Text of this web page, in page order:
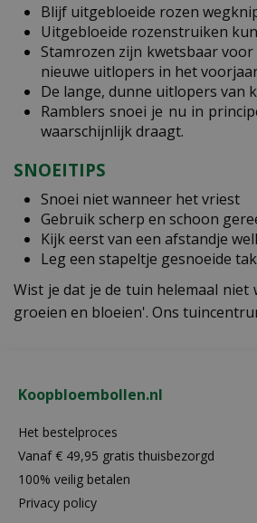
Blijf uitgebloeide rozen
Uitgebloeide rozenstruiken
Stamrozen zijn kwetsbaar
nieuwe uitlopers in het
De lange, dunne uitlopers van
Ramblers snoei je nu in
waarschijnlijk draagt.
SNOEITIPS
Snoei niet wanneer het vriest
Gebruik scherp en schoon
Kijk eerst van een afstandje
Leg een stapeltje gesnoeide
Wist je dat je de tuin helemaal
groeien en bloeien'. Ons
Koopbloembollen.nl
Het bestelproces
Vanaf € 49,95 gratis thuisbezorgd
100% veilig betalen
Privacy policy